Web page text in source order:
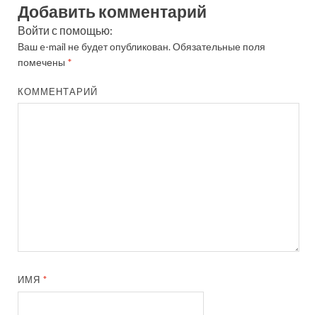
Добавить комментарий
Войти с помощью:
Ваш e-mail не будет опубликован.Обязательные поля
помечены *
КОММЕНТАРИЙ
ИМЯ*